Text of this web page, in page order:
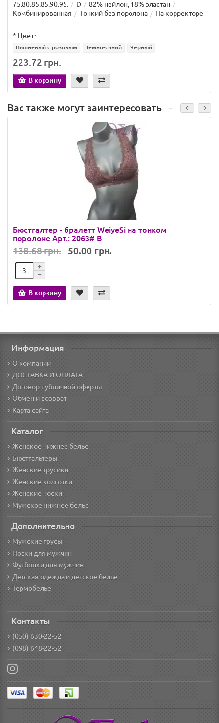
75.80.85.85.90.95. D
82% нейлон, 18% эластан
Комбинированная
Тонкий без поролона На корректоре
* Цвет:
Вишневый с розовым Темно-синий Черный
223.72 грн.
В корзину
Вас также могут заинтересовать
Бюстгалтер - бралетт WeiyeSi на тонком
поролоне Арт.: 2063# B
138.68 грн. 50.00 грн.
В корзину
Информация
О компании
ДОСТАВКА И ОПЛАТА
Договор публичной оферты
Обмен и возврат
Карта сайта
Каталог
Женское нижнее белье
Бюстгальтеры
Женские трусики
Женские колготки
Женские носки
Мужское нижнее белье
Дополнительно
Мужские трусы
Носки для мужчин
Футболки для мужчин
Детская одежда и детское белье
Термобелье
Контакты
(050) 630-22-52
(098) 648-22-52